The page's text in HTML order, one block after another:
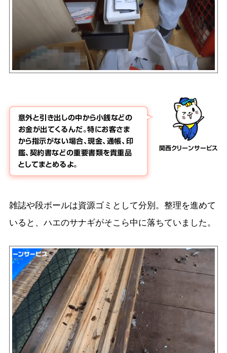
関西クリーンサービス
意外と引き出しの中から小銭などの
お金が出てくるんだ。特にお客さま
から指示がない場合、現金、通帳、印
鑑、契約書などの重要書類を貴重品
としてまとめるよ。
雑誌や段ボールは資源ゴミとして分別。整理を進めて
いると、ハエのサナギがそこら中に落ちていました。